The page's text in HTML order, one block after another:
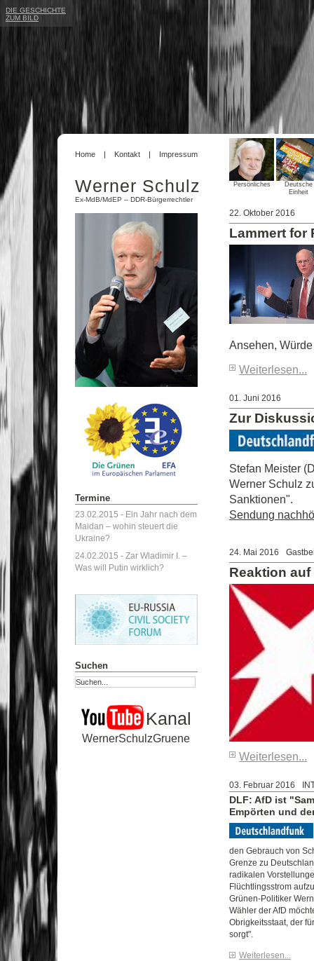
22. Oktober 2016
Lammert for
Ansehen,
Weiterlesen...
01. Juni 2016
Zur
Stefan Meister
Werner Schulz
Sanktionen".
Sendung
24. Mai 2016
Reaktion
Weiterlesen...
03. Februar 2016
DLF: AfD ist
Empörten und
den Gebrauch von
Grenze zu
radikalen
Flüchtlingsstrom
Grünen-Politiker
Wähler der AfD
Obrigkeitsstaat, der
sorgt".
Weiterlesen...
Home Kontakt Impressum
Werner Schulz
Ex-MdB/MdEP – DDR-Bürgerrechtler
Termine
23.02.2015 - Ein Jahr nach dem
Maidan – wohin steuert die
Ukraine?
24.02.2015 - Zar Wladimir I. –
Was will Putin wirklich?
Suchen
Kanal
WernerSchulzGruene
Persönliches
Deutsche
Einheit
DIE GESCHICHTE
ZUM BILD